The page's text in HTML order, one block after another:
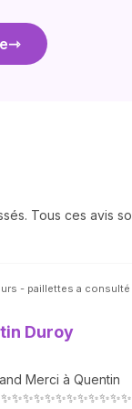
Tous ces avis
- paillettes a consulté
Duroy
Merci à Quentin